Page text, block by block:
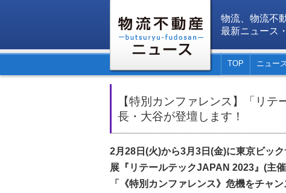
物流、物流不
最新ニュース
TOP ニュー
【特別カンファレンス】「リ
長・大谷が登壇します！
2月28日(火)から3月3日(金)に東京ビッ
展『リテールテックJAPAN 2023』(主
「《特別カンファレンス》危機をチャ